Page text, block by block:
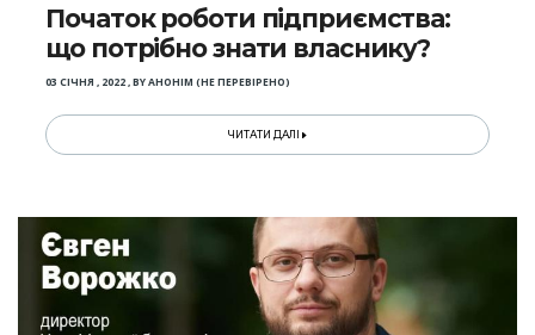
Початок роботи підприємства:
що потрібно знати власнику?
03 СІЧНЯ , 2022,BYАНОНІМ (НЕ ПЕРЕВІРЕНО)
ЧИТАТИ ДАЛІ